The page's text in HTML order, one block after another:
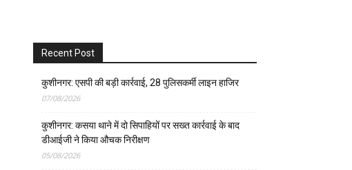
Recent Post
कुशीनगर: एसपी की बड़ी कार्रवाई, 28 पुलिसकर्मी लाइन हाजिर
07/08/2026
कुशीनगर: कसया थाने में दो सिपाहियों पर सख्त कार्रवाई के बाद
डीआईजी ने किया औचक निरीक्षण
05/08/2026